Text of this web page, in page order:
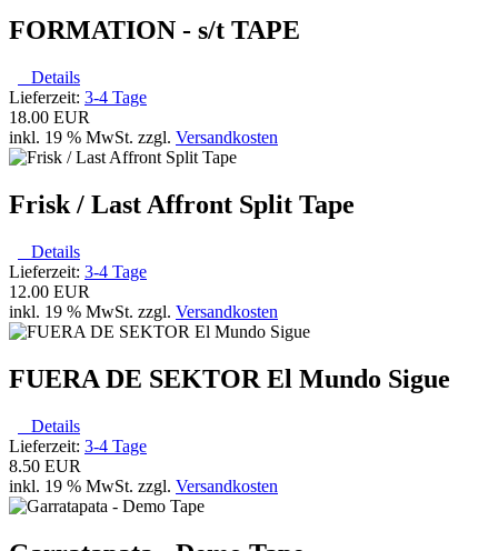
FORMATION - s/t TAPE
Details
Lieferzeit: 3-4 Tage
18.00 EUR
inkl. 19 % MwSt. zzgl. Versandkosten
Frisk / Last Affront Split Tape
Details
Lieferzeit: 3-4 Tage
12.00 EUR
inkl. 19 % MwSt. zzgl. Versandkosten
FUERA DE SEKTOR El Mundo Sigue
Details
Lieferzeit: 3-4 Tage
8.50 EUR
inkl. 19 % MwSt. zzgl. Versandkosten